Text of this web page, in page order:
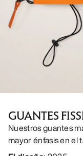
GUANTES
Nuestros guantes
mayor énfasis en el